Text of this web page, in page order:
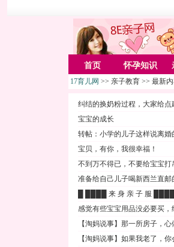
首页 怀孕知识
17育儿网 >> 亲子教育 >> 最新
纠结的换奶粉过程，大家给
宝宝的成长
转帖：小学的儿子这样说离婚
宝贝，有你，我很幸福！
不到万不得已，不要给宝宝打
准备给自己儿子喝新西兰直邮
█ ████ 来 身 亲 子 服 ████
感觉有些宝宝用品没必要买，
【淘妈说事】那一所房子，
【淘妈说事】如果我老了，